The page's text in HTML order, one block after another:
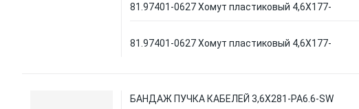
81.97401-0627 Хомут пластиковый 4,6X177-
81.97401-0627 Хомут пластиковый 4,6X177-
БАНДАЖ ПУЧКА КАБЕЛЕЙ 3,6X281-PA6.6-SW